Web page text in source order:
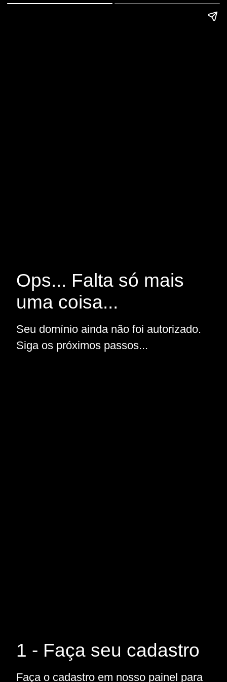
Ops... Falta só mais
uma coisa...
Seu domínio ainda não foi autorizado.
Siga os próximos passos...
1 - Faça seu cadastro
Faça o cadastro em nosso painel para